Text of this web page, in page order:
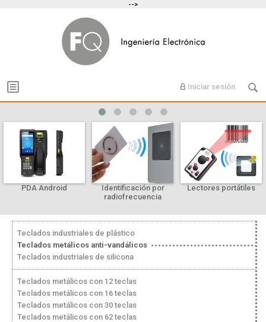
-->
Iniciar sesión
PDA Android
Identificación por
radiofrecuencia
Lectores portátiles
Teclados industriales de plástico
Teclados metálicos anti-vandálicos
Teclados industriales de silicona
Teclados metálicos con 12 teclas
Teclados metálicos con 16 teclas
Teclados metálicos con 30 teclas
Teclados metálicos con 62 teclas